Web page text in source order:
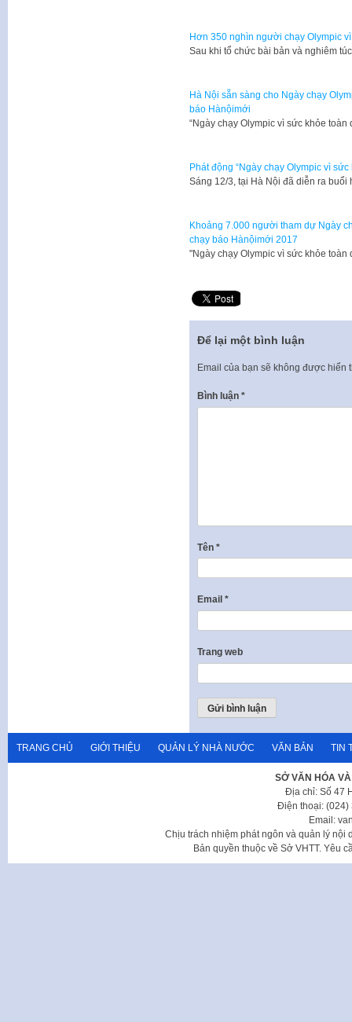
Hơn 350 nghìn người chạy Olympic
Sau khi tổ chức bài bản và nghiêm
Hà Nội sẵn sàng cho Ngày chạy
báo Hànộimới
“Ngày chạy Olympic vì sức khỏe
Phát động “Ngày chạy Olympic vì sức
​Sáng 12/3, tại Hà Nội đã diễn ra
Khoảng 7.000 người tham dự Ngày
chạy báo Hànộimới 2017
"Ngày chạy Olympic vì sức khỏe
Để lại một bình luận
Email của bạn sẽ không được hiển
Bình luận *
Tên *
Email *
Trang web
TRANG CHỦ GIỚI THIỆU QUẢN LÝ NHÀ NƯỚC VĂN BẢN TIN
SỞ VĂN HÓA
Địa chỉ: Số 47
Điện thoại: (024)
Email:
Chịu trách nhiệm phát ngôn và quản lý nội
Bản quyền thuộc về Sở VHTT. Yêu